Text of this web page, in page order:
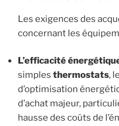
Les exigences des
concernant les
L’efficacité
simples thermostats,
d’optimisation
d’achat majeur,
hausse des coûts de